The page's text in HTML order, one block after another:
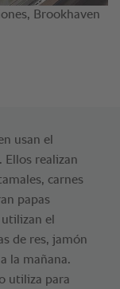
usan el
realizan
carnes
papas
el
de res, jamón
la mañana.
utiliza para